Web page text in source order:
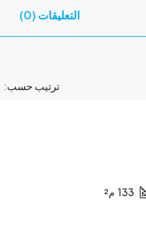
التعليقات (0)
ترتيب حسب:
133 م²